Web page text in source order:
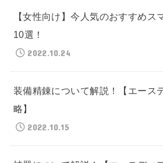
【女性向け】今人気のおすすめス
10選！
2022.10.24
装備精錬について解説！【エース
略】
2022.10.15